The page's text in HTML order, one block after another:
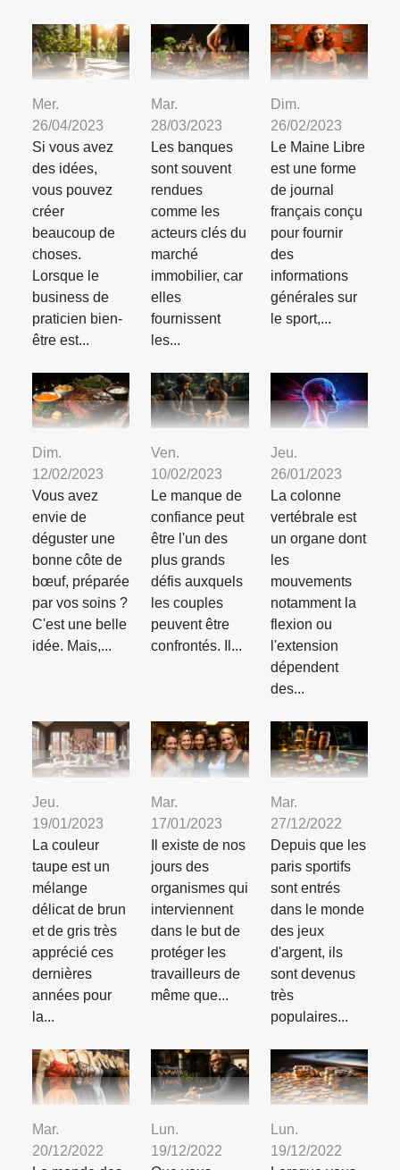
Mer.
26/04/2023
Si vous avez
des idées,
vous pouvez
créer
beaucoup de
choses.
Lorsque le
business de
praticien bien-
être est...
Mar.
28/03/2023
Les banques
sont souvent
rendues
comme les
acteurs clés du
marché
immobilier, car
elles
fournissent
les...
Dim.
26/02/2023
Le Maine Libre
est une forme
de journal
français conçu
pour fournir
des
informations
générales sur
le sport,...
Dim.
12/02/2023
Vous avez
envie de
déguster une
bonne côte de
bœuf, préparée
par vos soins ?
C'est une belle
idée. Mais,...
Ven.
10/02/2023
Le manque de
confiance peut
être l'un des
plus grands
défis auxquels
les couples
peuvent être
confrontés. Il...
Jeu.
26/01/2023
La colonne
vertébrale est
un organe dont
les
mouvements
notamment la
flexion ou
l'extension
dépendent
des...
Jeu.
19/01/2023
La couleur
taupe est un
mélange
délicat de brun
et de gris très
apprécié ces
dernières
années pour
la...
Mar.
17/01/2023
Il existe de nos
jours des
organismes qui
interviennent
dans le but de
protéger les
travailleurs de
même que...
Mar.
27/12/2022
Depuis que les
paris sportifs
sont entrés
dans le monde
des jeux
d'argent, ils
sont devenus
très
populaires...
Mar.
20/12/2022
Lun.
19/12/2022
Lun.
19/12/2022